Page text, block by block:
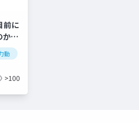
前に
か：
復
動
>100